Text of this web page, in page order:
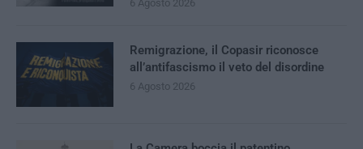
6 Agosto 2026
Remigrazione, il Copasir riconosce
all’antifascismo il veto del disordine
6 Agosto 2026